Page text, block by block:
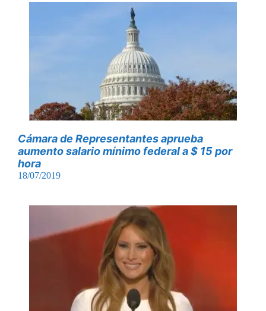
Cámara de Representantes aprueba
aumento salario mínimo federal a $ 15 por
hora
18/07/2019